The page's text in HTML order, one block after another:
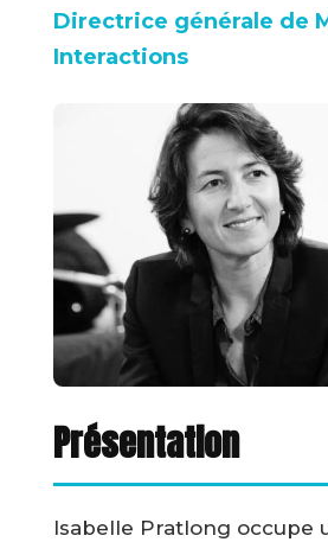
Directrice générale de
Interactions
Présentation
Isabelle Pratlong occupe